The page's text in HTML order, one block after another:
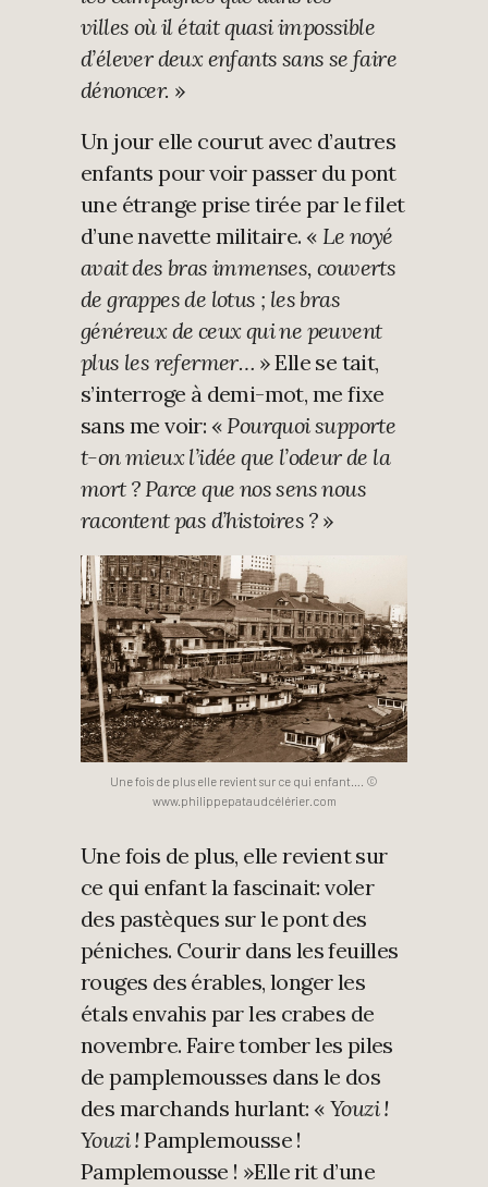
villes où il était quasi impossible
d’élever deux enfants sans se faire
dénoncer. »
Un jour elle courut avec d’autres
enfants pour voir passer du pont
une étrange prise tirée par le filet
d’une navette militaire. « Le noyé
avait des bras immenses, couverts
de grappes de lotus ; les bras
généreux de ceux qui ne peuvent
plus les refermer… » Elle se tait,
s’interroge à demi-mot, me fixe
sans me voir: « Pourquoi supporte
t-on mieux l’idée que l’odeur de la
mort ? Parce que nos sens nous
racontent pas d’histoires ?»
Une fois de plus elle revient sur ce qui enfant…. ©
www.philippepataudcélérier.com
Une fois de plus, elle revient sur
ce qui enfant la fascinait: voler
des pastèques sur le pont des
péniches. Courir dans les feuilles
rouges des érables, longer les
étals envahis par les crabes de
novembre. Faire tomber les piles
de pamplemousses dans le dos
des marchands hurlant: « Youzi !
Youzi!Pamplemousse !
Pamplemousse ! »Elle rit d’une